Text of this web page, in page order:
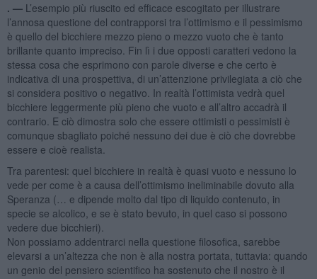
. — L’esempio più riuscito ed efficace escogitato per illustrare
l’annosa questione del contrapporsi tra l’ottimismo e il pessimismo
è quello del bicchiere mezzo pieno o mezzo vuoto che è tanto
brillante quanto impreciso. Fin lì i due opposti caratteri vedono la
stessa cosa che esprimono con parole diverse e che certo è
indicativa di una prospettiva, di un’attenzione privilegiata a ciò che
si considera positivo o negativo. In realtà l’ottimista vedrà quel
bicchiere leggermente più pieno che vuoto e all’altro accadrà il
contrario. E ciò dimostra solo che essere ottimisti o pessimisti è
comunque sbagliato poiché nessuno dei due è ciò che dovrebbe
essere e cioè realista.
Tra parentesi: quel bicchiere in realtà è quasi vuoto e nessuno lo
vede per come è a causa dell’ottimismo ineliminabile dovuto alla
Speranza (… e dipende molto dal tipo di liquido contenuto, in
specie se alcolico, e se è stato bevuto, in quel caso si possono
vedere due bicchieri).
Non possiamo addentrarci nella questione filosofica, sarebbe
elevarsi a un’altezza che non è alla nostra portata, tuttavia: quando
un genio del pensiero scientifico ha sostenuto che il nostro è il